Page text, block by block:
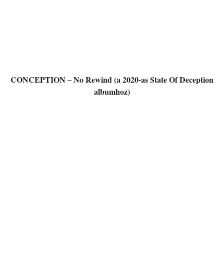
CONCEPTION – No Rewind (a 2020-as State Of Deception
albumhoz)